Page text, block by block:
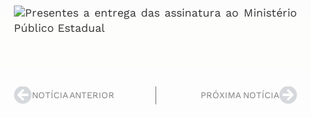
NOTÍCIA ANTERIOR PRÓXIMA NOTÍCIA